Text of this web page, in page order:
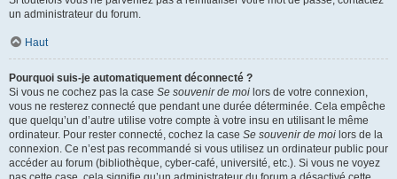
un administrateur du forum.
Haut
Pourquoi suis-je automatiquement déconnecté ?
Si vous ne cochez pas la case Se souvenir de moi lors de votre connexion,
vous ne resterez connecté que pendant une durée déterminée. Cela empêche
que quelqu’un d’autre utilise votre compte à votre insu en utilisant le même
ordinateur. Pour rester connecté, cochez la case Se souvenir de moi lors de la
connexion. Ce n’est pas recommandé si vous utilisez un ordinateur public pour
accéder au forum (bibliothèque, cyber-café, université, etc.). Si vous ne voyez